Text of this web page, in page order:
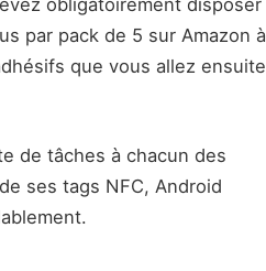
par pack de 5 sur Amazon à
que vous allez ensuite
de tâches à chacun des
ses tags NFC, Android